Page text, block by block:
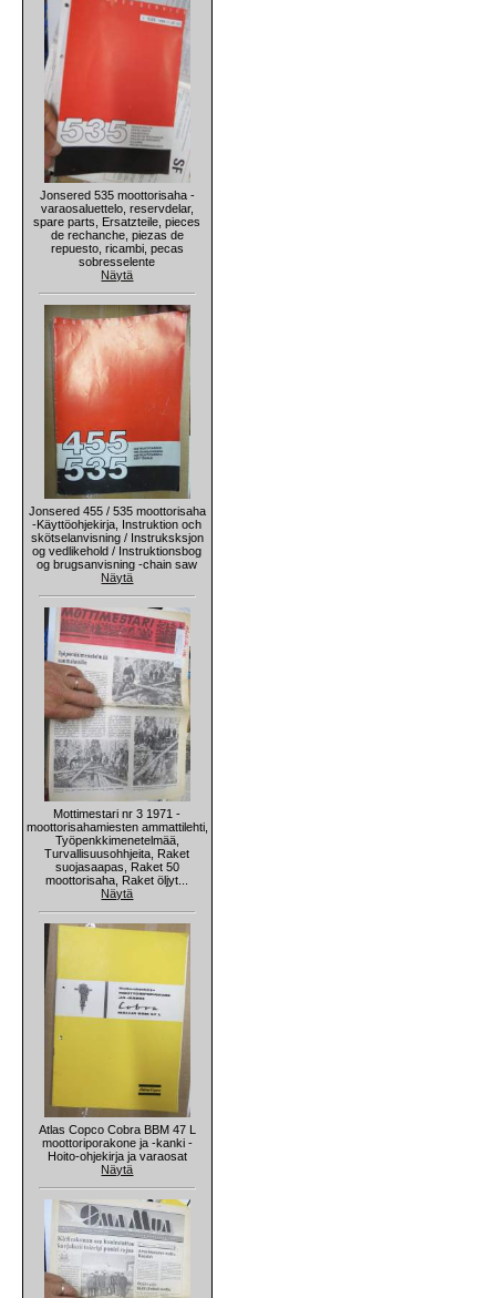
Jonsered 535 moottorisaha -
varaosaluettelo, reservdelar,
spare parts, Ersatzteile, pieces
de rechanche, piezas de
repuesto, ricambi, pecas
sobresselente
Näytä
Jonsered 455 / 535 moottorisaha
-Käyttöohjekirja, Instruktion och
skötselanvisning / Instruksksjon
og vedlikehold / Instruktionsbog
og brugsanvisning -chain saw
Näytä
Mottimestari nr 3 1971 -
moottorisahamiesten ammattilehti,
Työpenkkimenetelmää,
Turvallisuusohhjeita, Raket
suojasaapas, Raket 50
moottorisaha, Raket öljyt...
Näytä
Atlas Copco Cobra BBM 47 L
moottoriporakone ja -kanki -
Hoito-ohjekirja ja varaosat
Näytä